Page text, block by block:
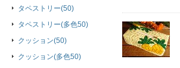
タペストリー(50)
タペストリー(多色50)
クッション(50)
クッション(多色50)